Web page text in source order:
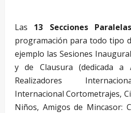
Las 13 Secciones Paralelas
programación para todo tipo
ejemplo las Sesiones
y de Clausura (dedicada a
Realizadores
Internacional Cortometrajes,
Niños, Amigos de Mincasor: